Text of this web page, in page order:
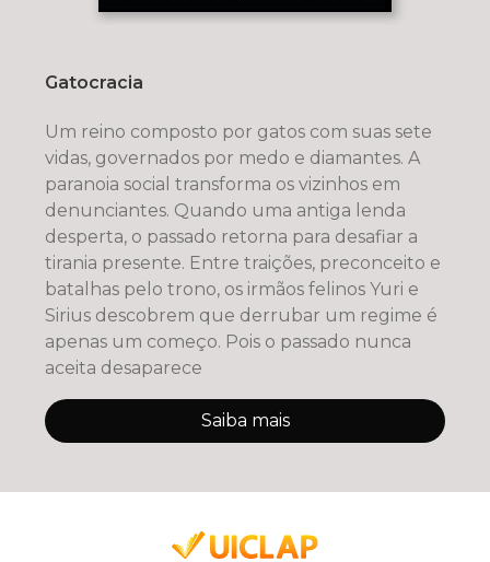
Gatocracia
Um reino composto por gatos com suas sete
vidas, governados por medo e diamantes. A
paranoia social transforma os vizinhos em
denunciantes. Quando uma antiga lenda
desperta, o passado retorna para desafiar a
tirania presente. Entre traições, preconceito e
batalhas pelo trono, os irmãos felinos Yuri e
Sirius descobrem que derrubar um regime é
apenas um começo. Pois o passado nunca
aceita desaparece
Saiba mais